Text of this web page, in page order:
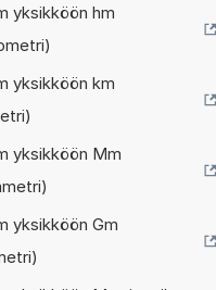
yksikköön hm
yksikköön km
yksikköön Mm
yksikköön Gm